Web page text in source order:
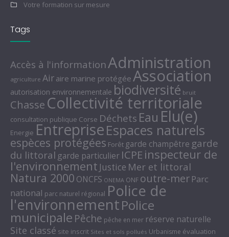
Votre formation sur mesure
Tags
Accès à l'informationAdministration
agriculture Air aire marine protégée Association
autorisation environnementale biodiversité bruit
Chasse Collectivité territoriale
consultation publique Corse Déchets Eau Elu(e)
Energie EntrepriseEspaces naturels
espèces protégées Forêt garde champêtre garde
du littoral garde particulier ICPE inspecteur de
l'environnement Justice Mer et littoral
Natura 2000 ONCFS ONEMA ONF outre-mer Parc
national parc naturel régional Police de
l'environnementPolice
municipale Pêche pêche en mer réserve naturelle
Site classé site inscrit Sites et sols pollués Urbanisme évaluation